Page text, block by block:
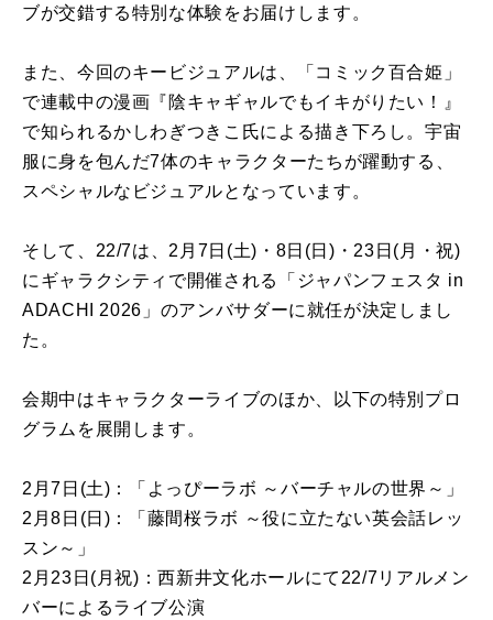
ブが交錯する特別な体験をお届けします。
また、今回のキービジュアルは、「コミック百合姫」
で連載中の漫画『陰キャギャルでもイキがりたい！』
で知られるかしわぎつきこ氏による描き下ろし。宇宙
服に身を包んだ7体のキャラクターたちが躍動する、
スペシャルなビジュアルとなっています。
そして、22/7は、2月7日(土)・8日(日)・23日(月・祝)
にギャラクシティで開催される「ジャパンフェスタ in
ADACHI 2026」のアンバサダーに就任が決定しまし
た。
会期中はキャラクターライブのほか、以下の特別プロ
グラムを展開します。
2月7日(土)：「よっぴーラボ ～バーチャルの世界～」
2月8日(日)：「藤間桜ラボ ～役に立たない英会話レッ
スン～」
2月23日(月祝)：西新井文化ホールにて22/7リアルメン
バーによるライブ公演